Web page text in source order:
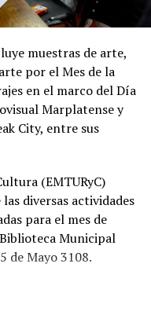
además de
y salubridad para los
continuará su
de la
que
propuestas
muestras de arte,
por el Mes de la
en el marco del Día
Marplatense y
City, entre sus
(EMTURyC)
diversas actividades
para el mes de
Municipal
de Mayo 3108.